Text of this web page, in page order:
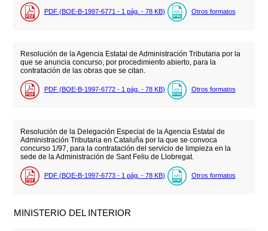
PDF (BOE-B-1997-6771 - 1 pág. - 78 KB) Otros formatos
Resolución de la Agencia Estatal de Administración Tributaria por la
que se anuncia concurso, por procedimiento abierto, para la
contratación de las obras que se citan.
PDF (BOE-B-1997-6772 - 1 pág. - 78 KB) Otros formatos
Resolución de la Delegación Especial de la Agencia Estatal de
Administración Tributaria en Cataluña por la que se convoca
concurso 1/97, para la contratación del servicio de limpieza en la
sede de la Administración de Sant Feliu de Llobregat.
PDF (BOE-B-1997-6773 - 1 pág. - 78 KB) Otros formatos
MINISTERIO DEL INTERIOR